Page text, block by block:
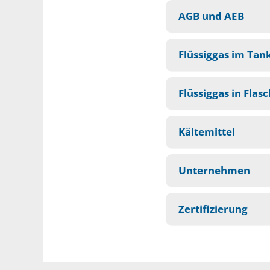
AGB und AEB
Flüssiggas im
Flüssiggas in
Kältemittel
Unternehmen
Zertifizierung